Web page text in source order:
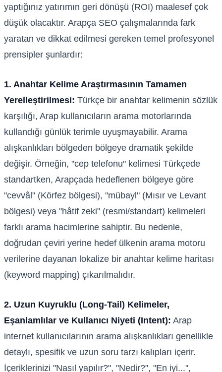
yaptığınız yatırımın geri dönüşü (ROI) maalesef çok
düşük olacaktır. Arapça SEO çalışmalarında fark
yaratan ve dikkat edilmesi gereken temel profesyonel
prensipler şunlardır:
1. Anahtar Kelime Araştırmasının Tamamen
Yerelleştirilmesi: Türkçe bir anahtar kelimenin sözlük
karşılığı, Arap kullanıcıların arama motorlarında
kullandığı günlük terimle uyuşmayabilir. Arama
alışkanlıkları bölgeden bölgeye dramatik şekilde
değişir. Örneğin, "cep telefonu" kelimesi Türkçede
standartken, Arapçada hedeflenen bölgeye göre
"cevvâl" (Körfez bölgesi), "mübayl" (Mısır ve Levant
bölgesi) veya "hâtif zeki" (resmi/standart) kelimeleri
farklı arama hacimlerine sahiptir. Bu nedenle,
doğrudan çeviri yerine hedef ülkenin arama motoru
verilerine dayanan lokalize bir anahtar kelime haritası
(keyword mapping) çıkarılmalıdır.
2. Uzun Kuyruklu (Long-Tail) Kelimeler,
Eşanlamlılar ve Kullanıcı Niyeti (Intent): Arap
internet kullanıcılarının arama alışkanlıkları genellikle
detaylı, spesifik ve uzun soru tarzı kalıpları içerir.
İçeriklerinizi "Nasıl yapılır?", "Nedir?", "En iyi...",